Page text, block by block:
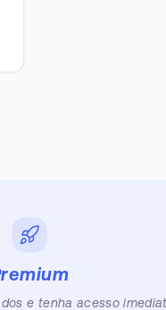
e tenha acesso